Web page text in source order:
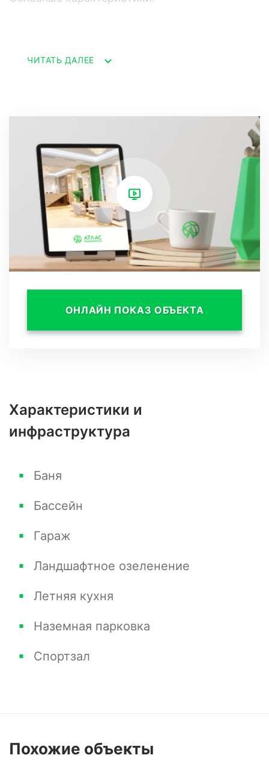
балконами.
ухоженные газоны, зелёные насаждения,
садовые дорожки и живописные
искусственные водоемы.
Преимущества:
- Идеальное место для отдыха вдали от
- Разнообразие объектов инфраструктуры
ЧИТАТЬ ДАЛЕЕ
ОНЛАЙН ПОКАЗ ОБЪЕКТА
Характеристики и
инфраструктура
Баня
Бассейн
Гараж
Ландшафтное озеленение
Летняя кухня
Наземная парковка
Спортзал
Похожие объекты